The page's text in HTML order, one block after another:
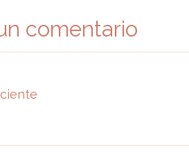
comentario